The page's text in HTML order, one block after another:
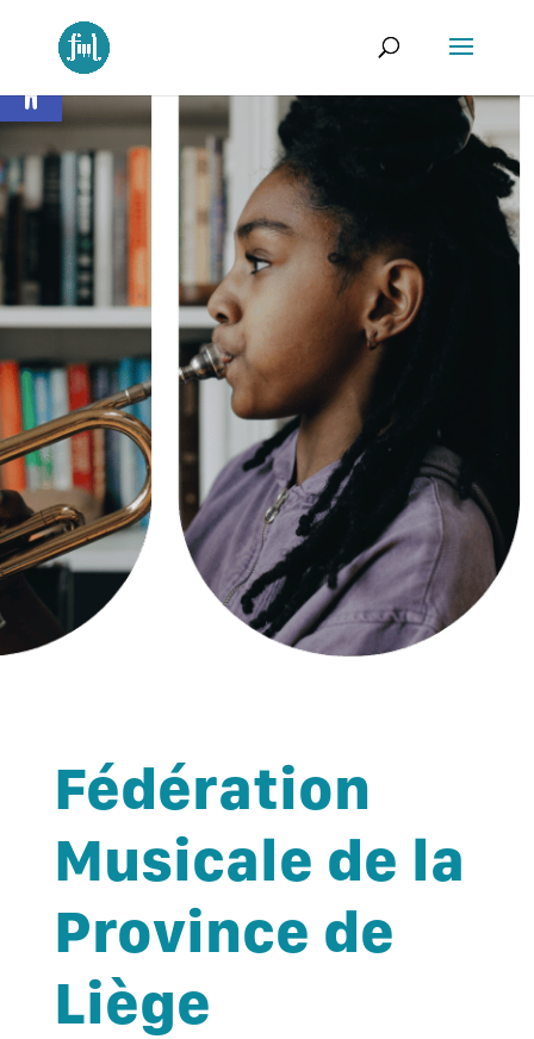
Ouvrir la barre d’outils
Fédération
Musicale de la
Province de
Liège